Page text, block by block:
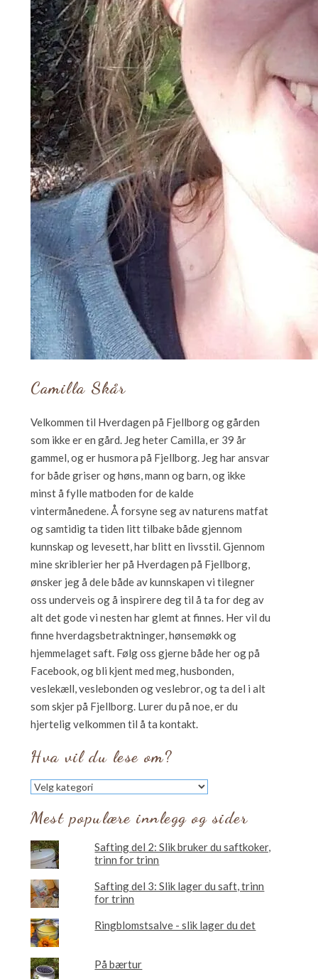
Camilla Skår
Velkommen til Hverdagen på Fjellborg og gården
som ikke er en gård. Jeg heter Camilla, er 39 år
gammel, og er husmora på Fjellborg. Jeg har ansvar
for både griser og høns, mann og barn, og ikke
minst å fylle matboden for de kalde
vintermånedene. Å forsyne seg av naturens matfat
og samtidig ta tiden litt tilbake både gjennom
kunnskap og levesett, har blitt en livsstil. Gjennom
mine skriblerier her på Hverdagen på Fjellborg,
ønsker jeg å dele både av kunnskapen vi tilegner
oss underveis og å inspirere deg til å ta for deg av
alt det gode vi nesten har glemt at finnes. Her vil du
finne hverdagsbetraktninger, hønsemøkk og
hjemmelaget saft. Følg oss gjerne både her og på
Facebook, og bli kjent med meg, husbonden,
veslekæll, veslebonden og veslebror, og ta del i alt
som skjer på Fjellborg. Lurer du på noe, er du
hjertelig velkommen til å ta kontakt.
Hva vil du lese om?
Hva
vil
du
lese
Mest populære innlegg og sider
Safting del 2: Slik bruker du saftkoker,
trinn for trinn
Safting del 3: Slik lager du saft, trinn
for trinn
Ringblomstsalve - slik lager du det
På bærtur